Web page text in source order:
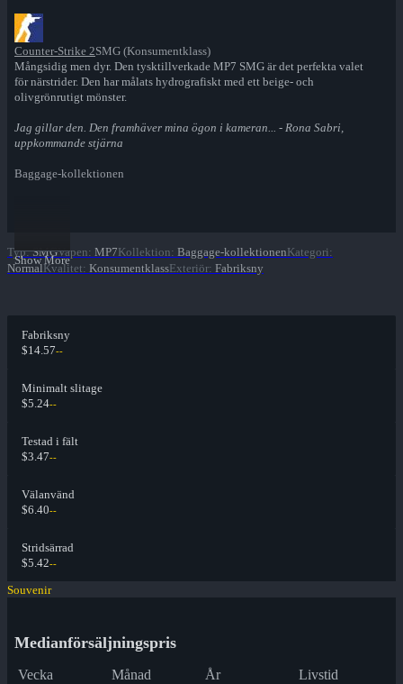
Counter-Strike 2SMG (Konsumentklass)
Mångsidig men dyr. Den tysktillverkade MP7 SMG är det perfekta valet
för närstrider. Den har målats hydrografiskt med ett beige- och
olivgrönrutigt mönster.
Jag gillar den. Den framhäver mina ögon i kameran... - Rona Sabri,
uppkommande stjärna
Baggage-kollektionen
Show More
Typ: SMGVapen: MP7Kollektion: Baggage-kollektionenKategori:
Normal Kvalitet: KonsumentklassExteriör: Fabriksny
Fabriksny
$14.57--
Minimalt slitage
$5.24--
Testad i fält
$3.47--
Välanvänd
$6.40--
Stridsärrad
$5.42--
Souvenir
Medianförsäljningspris
Vecka Månad År Livstid